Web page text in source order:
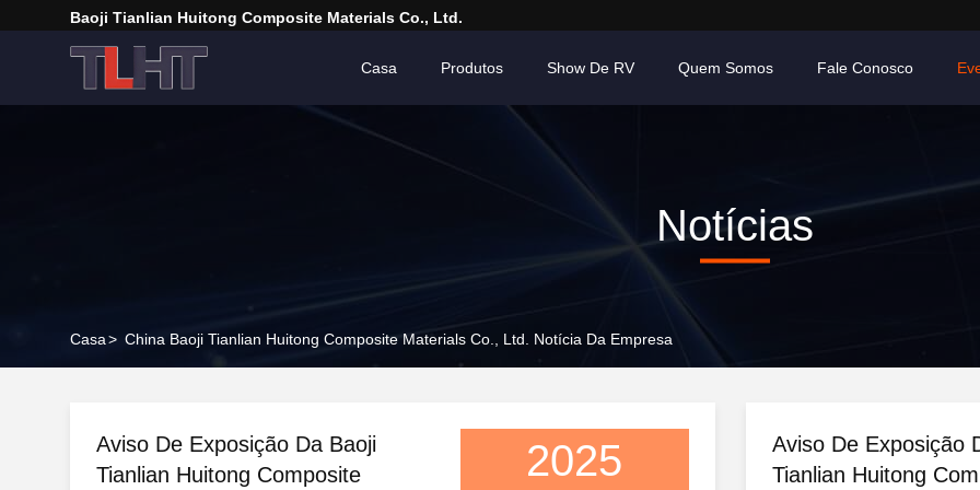
Baoji Tianlian Huitong Composite Materials Co., Ltd.
Casa Produtos Show De RV Quem Somos Fale Conosco
Notícias
Casa> China Baoji Tianlian Huitong Composite Materials Co., Ltd. Notícia Da Empresa
Aviso De Exposição Da Baoji
Tianlian Huitong Composite
2025
Aviso De Exposição
Tianlian Huitong